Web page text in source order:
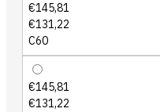
€145,81
€131,22
C60
€145,81
€131,22